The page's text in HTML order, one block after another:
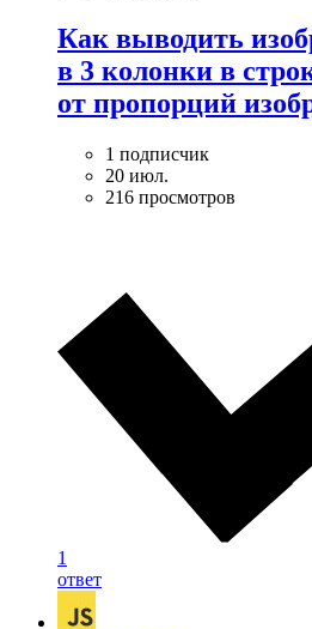
Как выводить
в 3 колонки в
от пропорций
1 подписчик
20 июл.
216 просмотров
1
ответ